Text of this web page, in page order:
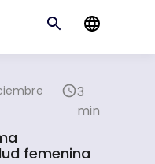
3
min
femenina